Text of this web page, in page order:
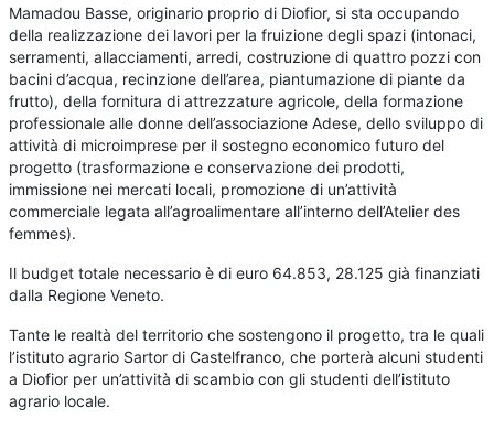
Mamadou Basse, originario proprio di Diofior, si sta occupando
della realizzazione dei lavori per la fruizione degli spazi (intonaci,
serramenti, allacciamenti, arredi, costruzione di quattro pozzi con
bacini d’acqua, recinzione dell’area, piantumazione di piante da
frutto), della fornitura di attrezzature agricole, della formazione
professionale alle donne dell’associazione Adese, dello sviluppo di
attività di microimprese per il sostegno economico futuro del
progetto (trasformazione e conservazione dei prodotti,
immissione nei mercati locali, promozione di un’attività
commerciale legata all’agroalimentare all’interno dell’Atelier des
femmes).
Il budget totale necessario è di euro 64.853, 28.125 già finanziati
dalla Regione Veneto.
Tante le realtà del territorio che sostengono il progetto, tra le quali
l’istituto agrario Sartor di Castelfranco, che porterà alcuni studenti
a Diofior per un’attività di scambio con gli studenti dell’istituto
agrario locale.